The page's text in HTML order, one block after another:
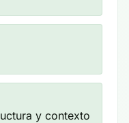
y contexto